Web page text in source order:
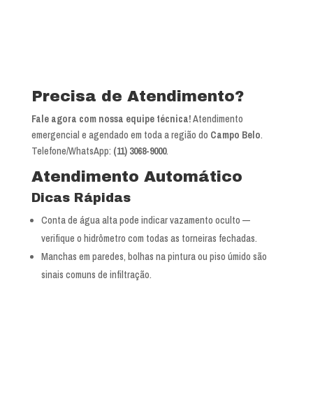
Precisa de Atendimento?
Fale agora com nossa equipe técnica!Atendimento
emergencial e agendado em toda a região do Campo Belo.
Telefone/WhatsApp: (11) 3068-9000.
Atendimento Automático
Dicas Rápidas
Conta de água alta pode indicar vazamento oculto —
verifique o hidrômetro com todas as torneiras fechadas.
Manchas em paredes, bolhas na pintura ou piso úmido são
sinais comuns de infiltração.